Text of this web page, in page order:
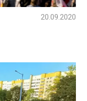
20.09.2020